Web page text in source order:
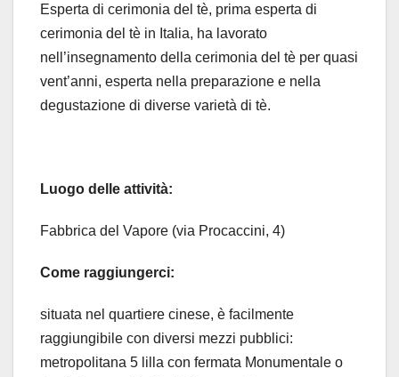
Esperta di cerimonia del tè, prima esperta di
cerimonia del tè in Italia, ha lavorato
nell’insegnamento della cerimonia del tè per quasi
vent’anni, esperta nella preparazione e nella
degustazione di diverse varietà di tè.
Luogo delle attività:
Fabbrica del Vapore (via Procaccini, 4)
Come raggiungerci:
situata nel quartiere cinese, è facilmente
raggiungibile con diversi mezzi pubblici:
metropolitana 5 lilla con fermata Monumentale o